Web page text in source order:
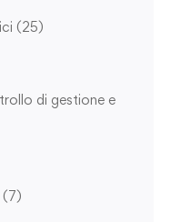
(25)
di gestione e
(7)